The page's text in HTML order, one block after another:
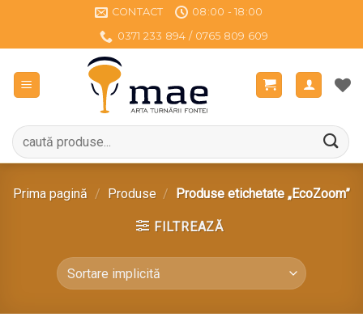
conținut
CONTACT
08:00 - 18:00
0371 233 894 / 0765 809 609
Caută
după:
Prima pagină / Produse / Produse etichetate „EcoZoom”
FILTREAZĂ